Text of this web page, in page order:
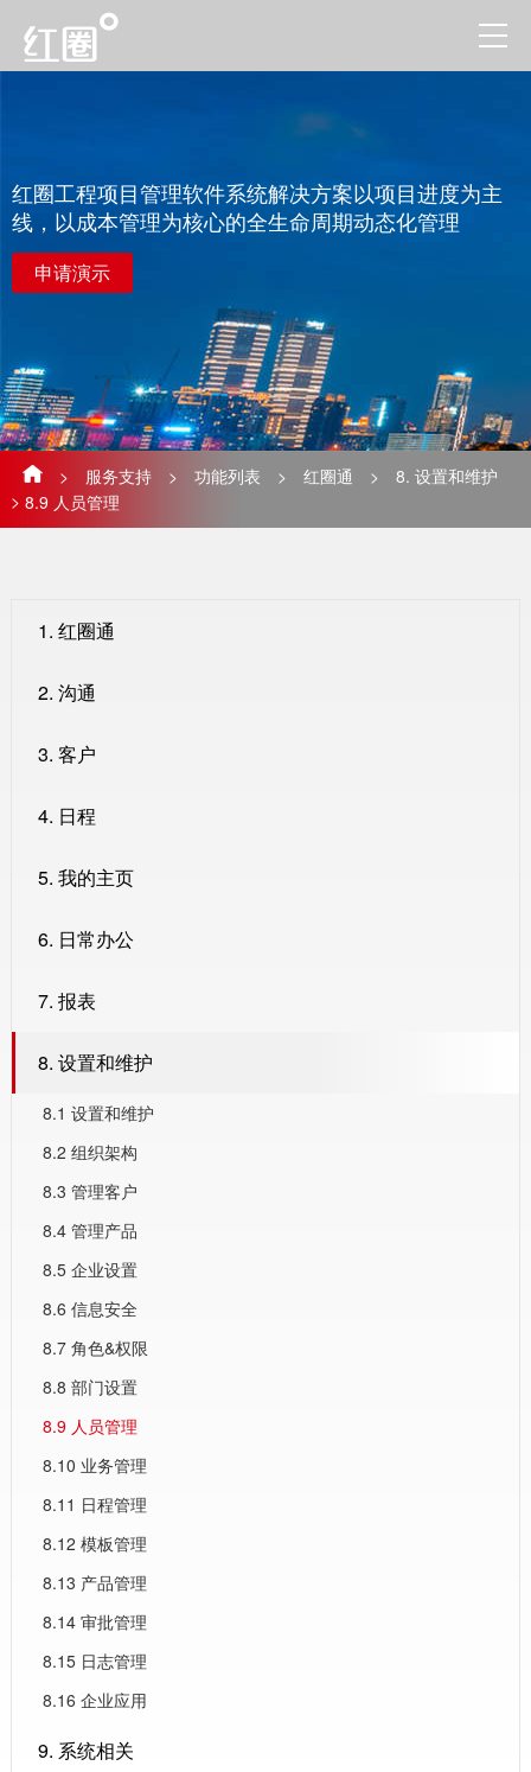
红圈工程项目管理软件系统解决方案以项目进度为主
线，以成本管理为核心的全生命周期动态化管理
申请演示
> 服务支持 > 功能列表 > 红圈通 >
8. 设置和维护
> 8.9 人员管理
1. 红圈通
2. 沟通
3. 客户
4. 日程
5. 我的主页
6. 日常办公
7. 报表
8. 设置和维护
8.1 设置和维护
8.2 组织架构
8.3 管理客户
8.4 管理产品
8.5 企业设置
8.6 信息安全
8.7 角色&权限
8.8 部门设置
8.9 人员管理
8.10 业务管理
8.11 日程管理
8.12 模板管理
8.13 产品管理
8.14 审批管理
8.15 日志管理
8.16 企业应用
9. 系统相关